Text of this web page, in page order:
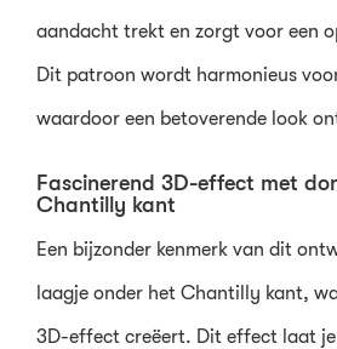
aandacht trekt en zorgt voor een
Dit patroon wordt harmonieus
waardoor een betoverende look
Fascinerend 3D-effect met
Chantilly kant
Een bijzonder kenmerk van dit
laagje onder het Chantilly kant,
3D-effect creëert. Dit effect laat